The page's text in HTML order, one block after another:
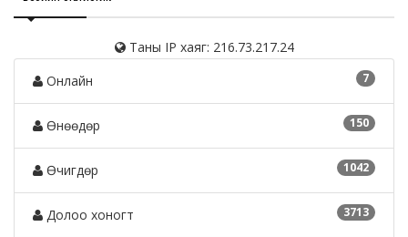
Таны IP хаяг: 216.73.217.24
7
Онлайн
150
Өнөөдөр
1042
Өчигдөр
3713
Долоо хоногт